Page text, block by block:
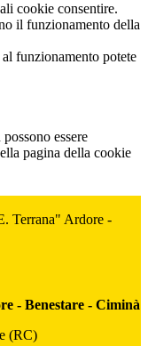
cookie consentire.
il funzionamento della
funzionamento potete
essere
pagina della cookie
Terrana" Ardore -
- Benestare - Ciminà
(RC)